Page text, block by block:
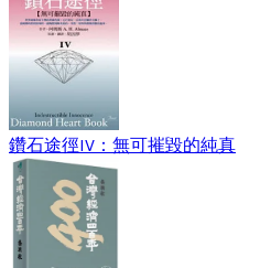
鑽石途徑IV：無可摧毀的純真